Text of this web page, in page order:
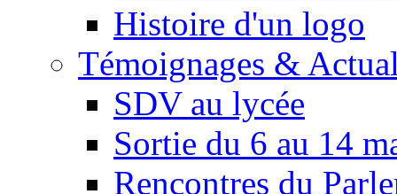
Histoire d'un logo
Témoignages &
SDV au lycée
Sortie du 6 au 14
Rencontres du